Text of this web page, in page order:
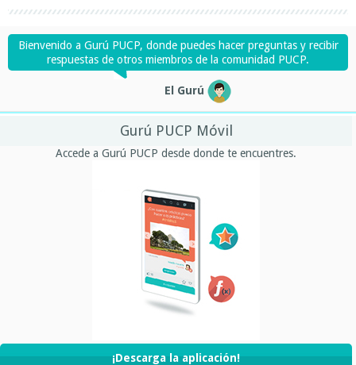
Bienvenido a Gurú PUCP, donde puedes hacer preguntas y recibir
respuestas de otros miembros de la comunidad PUCP.
El Gurú
Gurú PUCP Móvil
Accede a Gurú PUCP desde donde te encuentres.
¡Descarga la aplicación!